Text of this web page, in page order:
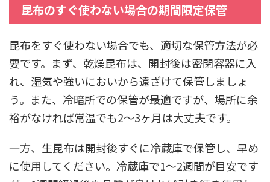
昆布のすぐ使わない場合の期間限定保管
昆布をすぐ使わない場合でも、適切な保管方法が必
要です。まず、乾燥昆布は、開封後は密閉容器に入
れ、湿気や強いにおいから遠ざけて保管しましょ
う。また、冷暗所での保管が最適ですが、場所に余
裕がなければ常温でも2～3ヶ月は大丈夫です。
一方、生昆布は開封後すぐに冷蔵庫で保管し、早め
に使用してください。冷蔵庫で1～2週間が目安です